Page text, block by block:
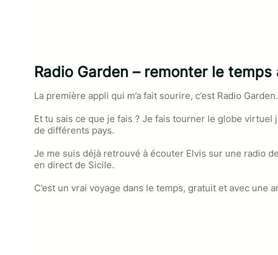
Radio Garden – remonter le temps
La première appli qui m’a fait sourire, c’est Radio
Et tu sais ce que je fais ? Je fais tourner le globe
de différents pays.
Je me suis déjà retrouvé à écouter Elvis sur une radio
en direct de Sicile.
C’est un vrai voyage dans le temps, gratuit et avec une